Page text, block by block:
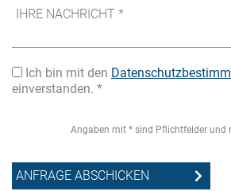
Ich bin mit den
einverstanden. *
Angaben mit * sind Pflichtfelder und